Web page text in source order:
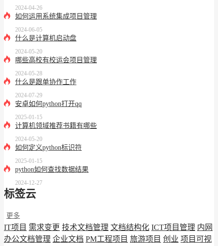
2024-04-26
如何运用系统集成项目管理
2024-06-05
什么是计算机启动盘
2024-05-20
哪些高校有校运会项目管理
2024-05-28
什么是跟单协作工作
2024-07-29
安卓如何python打开qq
2025-01-15
计算机领域推荐书籍有哪些
2024-05-20
如何定义python标识符
2025-01-15
python如何查找数据结果
2024-12-27
标签云
更多
IT项目 需求变更 技术文档管理 文档结构化 ICT项目管理 内网
办公文档管理 企业文档 PM工程项目 旅游项目 创业 项目可视